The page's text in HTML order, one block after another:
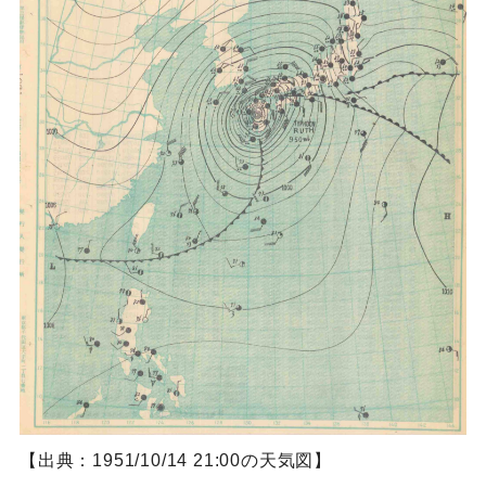
【出典：1951/10/14 21:00の天気図】